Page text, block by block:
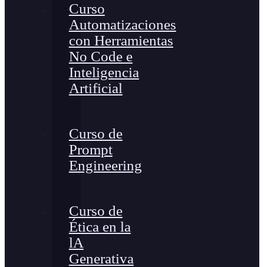
Curso
Automatizaciones
con Herramientas
No Code e
Inteligencia
Artificial
Curso de
Prompt
Engineering
Curso de
Ética en la
lA
Generativa